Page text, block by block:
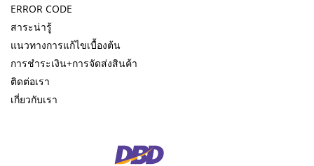
ERROR CODE
สาระน่ารู้
แนวทางการแก้ไขเบื้องต้น
การชำระเงิน+การจัดส่งสินค้า
ติดต่อเรา
เกี่ยวกับเรา